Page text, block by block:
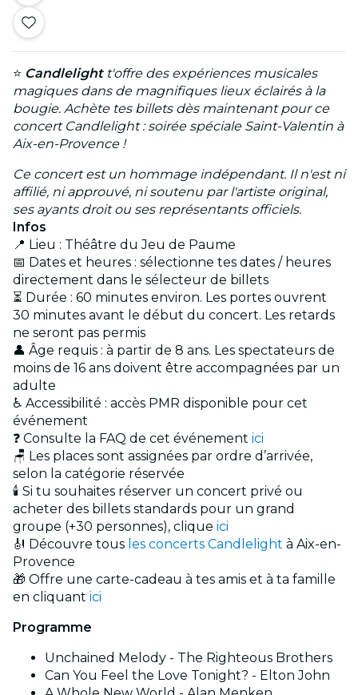
⭐ Candlelightt'offre des expériences musicales
magiques dans de magnifiques lieux éclairés à la
bougie. Achète tes billets dès maintenant pour ce
concert Candlelight : soirée spéciale Saint-Valentin à
Aix-en-Provence !
Ce concert est un hommage indépendant. Il n'est ni
affilié, ni approuvé, ni soutenu par l'artiste original,
ses ayants droit ou ses représentants officiels.
Infos
📍 Lieu : Théâtre du Jeu de Paume
📅 Dates et heures : sélectionne tes dates / heures
directement dans le sélecteur de billets
⏳ Durée : 60 minutes environ. Les portes ouvrent
30 minutes avant le début du concert. Les retards
ne seront pas permis
👤 Âge requis : à partir de 8 ans. Les spectateurs de
moins de 16 ans doivent être accompagnées par un
adulte
♿ Accessibilité : accès PMR disponible pour cet
événement
❓ Consulte la FAQ de cet événement ici
🪑 Les places sont assignées par ordre d’arrivée,
selon la catégorie réservée
🕯️ Si tu souhaites réserver un concert privé ou
acheter des billets standards pour un grand
groupe (+30 personnes), clique ici
🎻 Découvre tous les concerts Candlelight à Aix-en-
Provence
🎁 Offre une carte-cadeau à tes amis et à ta famille
en cliquant ici
Programme
Unchained Melody - The Righteous Brothers
Can You Feel the Love Tonight? - Elton John